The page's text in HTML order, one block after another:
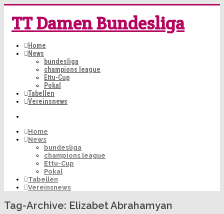
TT Damen Bundesliga
Home
News
bundesliga
champions league
Ettu-Cup
Pokal
Tabellen
Vereinsnews
Home
News
bundesliga
champions league
Ettu-Cup
Pokal
Tabellen
Vereinsnews
Tag-Archive: Elizabet Abrahamyan